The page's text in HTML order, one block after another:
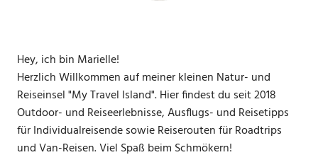
Hey, ich bin Marielle!
Herzlich Willkommen auf meiner kleinen Natur- und
Reiseinsel "My Travel Island". Hier findest du seit 2018
Outdoor- und Reiseerlebnisse, Ausflugs- und Reisetipps
für Individualreisende sowie Reiserouten für Roadtrips
und Van-Reisen. Viel Spaß beim Schmökern!